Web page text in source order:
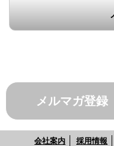
メルマガ登録
会社案内 採用情報